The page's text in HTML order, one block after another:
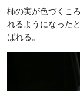
柿の実が色づくこ
れるようになった
ばれる。